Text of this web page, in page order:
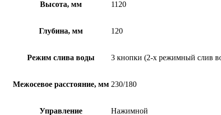
Высота, мм 1120
Глубина, мм 120
Режим слива воды 3 кнопки (2-х режимный слив
Межосевое расстояние, мм 230/180
Управление Нажимной